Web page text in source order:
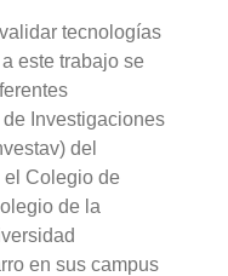
tecnologías
este trabajo se
Investigaciones
del
el Colegio de
de la
en sus campus